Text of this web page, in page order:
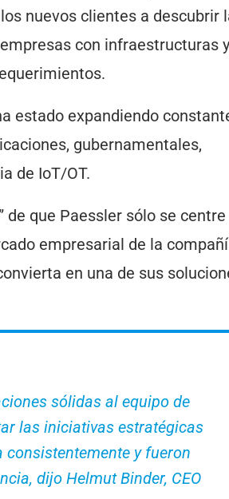
nuevos clientes a descubrir
con infraestructuras y
estado expandiendo
gubernamentales,
de IoT/OT.
que Paessler sólo se centre
empresarial de la
en una de sus
sólidas al equipo de
las iniciativas estratégicas
y fueron
dijo Helmut Binder, CEO